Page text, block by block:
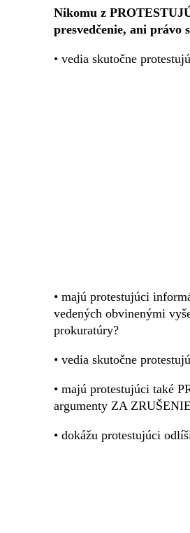
Nikomu z
presvedčenie, ani právo
• vedia skutočne
• majú protestujúci
vedených obvinenými
prokuratúry?
• vedia skutočne
• majú protestujúci také
argumenty ZA
• dokážu protestujúci